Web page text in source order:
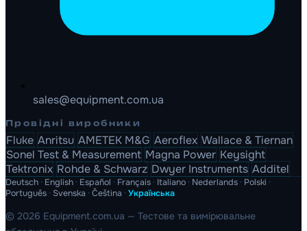
sales@equipment.com.ua
Провідні виробники
Fluke Anritsu AMETEK M&G Aeroflex Wallace & Tiernan
Sonel Test & Measurement Magna Power Keysight
Tektronix Rohde & Schwarz Dwyer Instruments Additel
Deutsch · English · Español · Français · Italiano · Nederlands · Polski ·
Português · Svenska · Čeština · Українська
© 2026 Equipment.com.ua — Тестове та вимірювальне